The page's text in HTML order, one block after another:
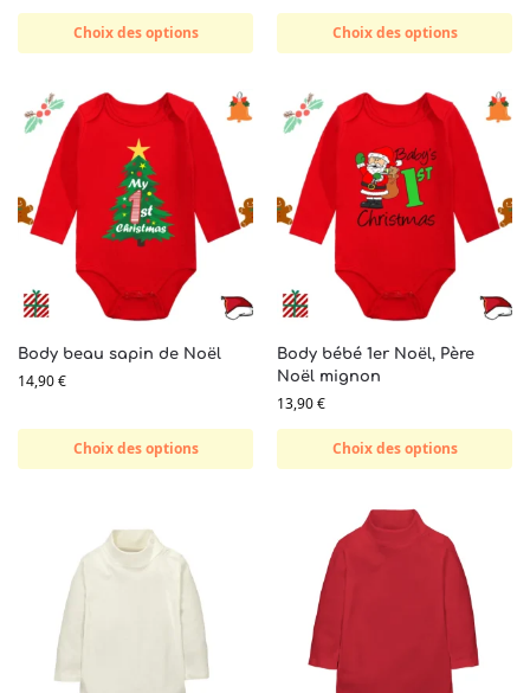
Choix des options Choix des options
Body beau sapin de Noël
14,90€
Choix des options
Body bébé 1er Noël, Père
Noël mignon
13,90€
Choix des options